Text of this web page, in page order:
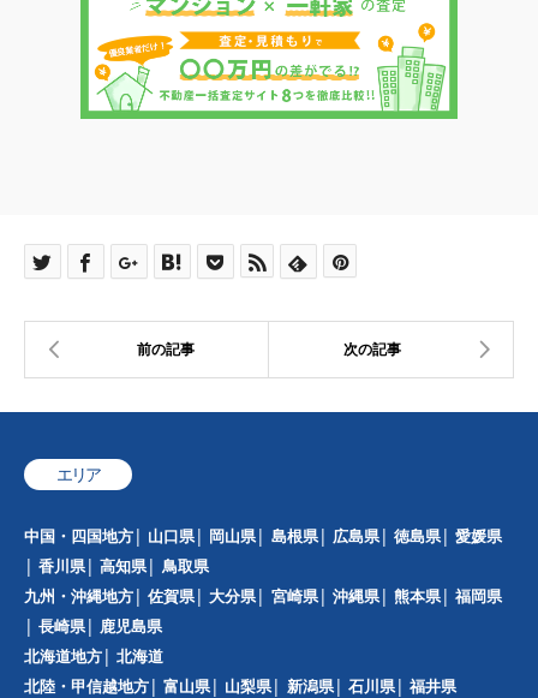
エリア
中国・四国地方 山口県 岡山県 島根県 広島県 徳島県
愛媛県
香川県
高知県
鳥取県
九州・沖縄地方
佐賀県 大分県 宮崎県 沖縄県 熊本県
福岡県
長崎県
鹿児島県
北海道地方
北海道
北陸・甲信越地方
富山県 山梨県 新潟県 石川県
福井県